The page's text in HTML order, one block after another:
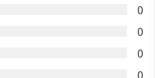
0
0
0
0